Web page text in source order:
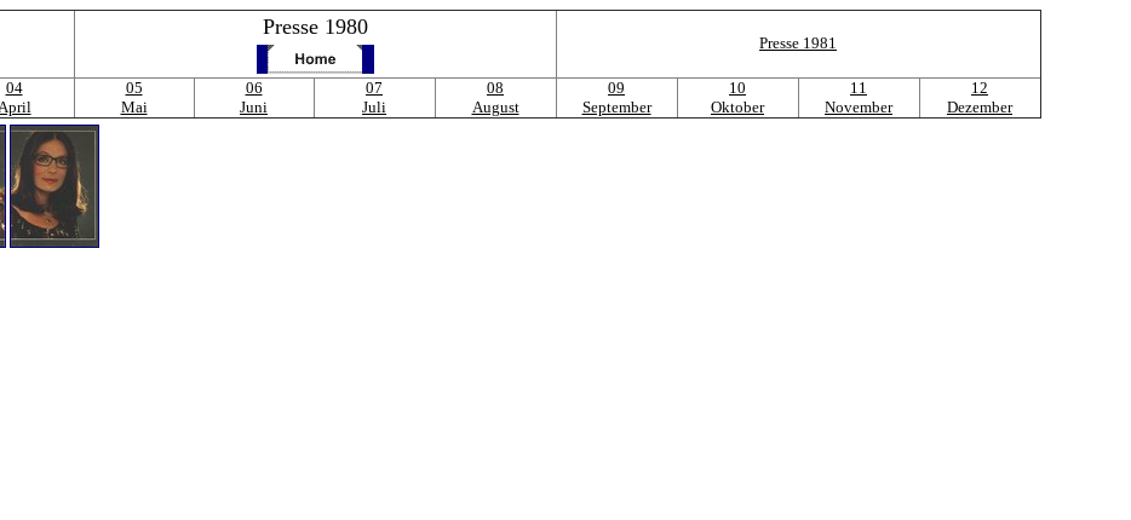
Presse 1980
Presse 1981
04
05
Mai
06
Juni
07
Juli
08
August
09
September
10
Oktober
11
November
12
Dezember